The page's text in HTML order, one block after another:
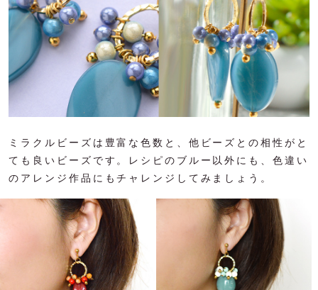
ミラクルビーズは豊富な色数と、他ビーズとの相性がと
ても良いビーズです。レシピのブルー以外にも、色違い
のアレンジ作品にもチャレンジしてみましょう。